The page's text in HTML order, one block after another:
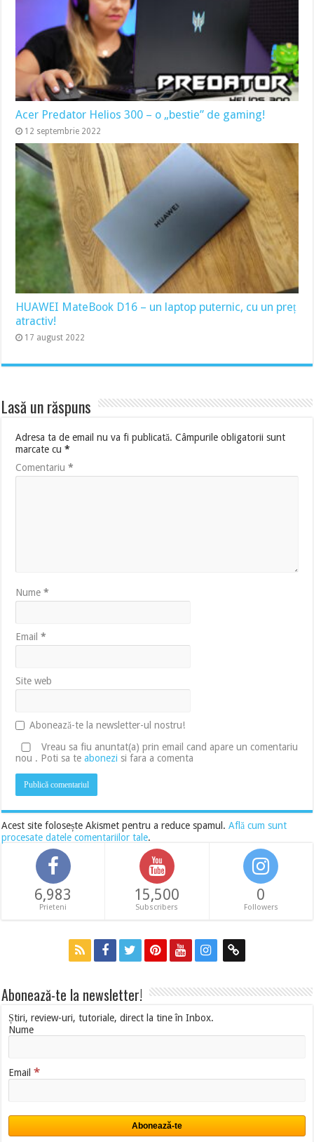
Acer Predator Helios 300 – o „bestie” de gaming!
12 septembrie 2022
HUAWEI MateBook D16 – un laptop puternic, cu un preț
atractiv!
17 august 2022
Lasă un răspuns
Adresa ta de email nu va fi publicată. Câmpurile obligatorii sunt
marcate cu*
Comentariu*
Nume*
Email*
Site web
Abonează-te la newsletter-ul nostru!
Vreau sa fiu anuntat(a) prin email cand apare un comentariu
nou . Poti sa teabonezi si fara a comenta
Acest site folosește Akismet pentru a reduce spamul.Află cum sunt
procesate datele comentariilor tale.
6,983
Prieteni
15,500
Subscribers
0
Followers
Abonează-te la newsletter!
Știri, review-uri, tutoriale, direct la tine în Inbox.
Nume
Email*